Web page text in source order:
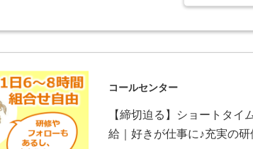
コールセンター
【締切迫る】ショートタ
給｜好きが仕事に♪充実の